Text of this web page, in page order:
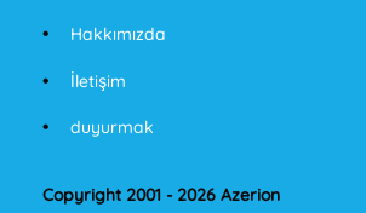
Hakkımızda
İletişim
duyurmak
Copyright 2001 - 2026 Azerion